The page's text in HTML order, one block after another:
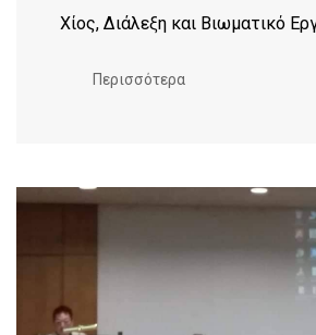
Xίος, Διάλεξη και Βιωματικό
Περισσότερα